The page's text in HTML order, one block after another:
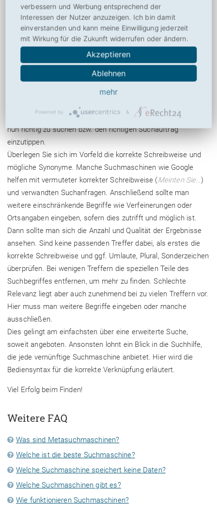
danach unterscheiden, wo in einer HTML-Seite man was
gefunden hat.
Wenn man also in einem speziellen Bereich sucht, für den es
eine fest Stuktur gibt (beispielsweise die ISBN-Nummern bei
Bücher), dann sind solche datenbankbasierten
Spezialsuchmaschinen perfekt.
Ist man auf einer prinzipiell geeigneten Suchmaschine, gilt es
nun richtig zu suchen bzw. den richtigen Suchauftrag
einzutippen.
Überlegen Sie sich im Vorfeld die korrekte Schreibweise und
mögliche Synonyme. Manche Suchmaschinen wie Google
helfen mit vermuteter korrekter Schreibweise (Meinten Sie…)
und verwandten Suchanfragen. Anschließend sollte man
weitere einschränkende Begriffe wie Verfeinerungen oder
Ortsangaben eingeben, sofern dies zutrifft und möglich ist.
Dann sollte man sich die Anzahl und Qualität der Ergebnisse
ansehen. Sind keine passenden Treffer dabei, als erstes die
korrekte Schreibweise und ggf. Umlaute, Plural, Sonderzeichen
überprüfen. Bei wenigen Treffern die speziellen Teile des
Suchbegriffes entfernen, um mehr zu finden. Schlechte
Relevanz liegt aber auch zunehmend bei zu vielen Treffern vor.
Hier muss man weitere Begriffe eingeben oder manche
ausschließen.
Dies gelingt am einfachsten über eine erweiterte Suche,
soweit angeboten. Ansonsten lohnt ein Blick in die Suchhilfe,
die jede vernünftige Suchmaschine anbietet. Hier wird die
Bediensyntax für die korrekte Verknüpfung erläutert.
Viel Erfolg beim Finden!
Weitere FAQ
Was sind Metasuchmaschinen?
Welche ist die beste Suchmaschine?
Welche Suchmaschine speichert keine Daten?
Welche Suchmaschinen gibt es?
Wie funktionieren Suchmaschinen?
verbessern und Werbung entsprechend der
Interessen der Nutzer anzuzeigen. Ich bin damit
einverstanden und kann meine Einwilligung jederzeit
mit Wirkung für die Zukunft widerrufen oder ändern.
Akzeptieren
Ablehnen
mehr
Powered by &